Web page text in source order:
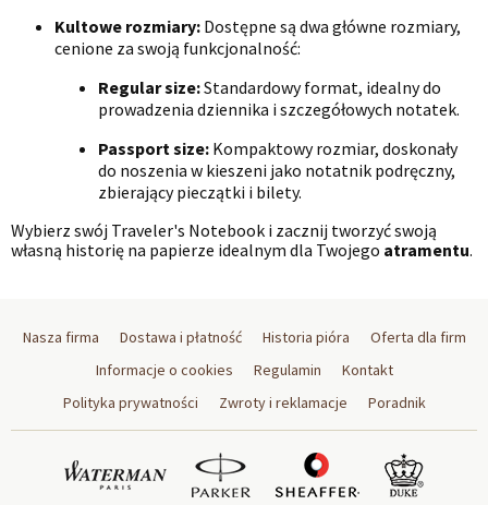
Kultowe rozmiary: Dostępne są dwa główne rozmiary,
cenione za swoją funkcjonalność:
Regular size:Standardowy format, idealny do
prowadzenia dziennika i szczegółowych notatek.
Passport size: Kompaktowy rozmiar, doskonały
do noszenia w kieszeni jako notatnik podręczny,
zbierający pieczątki i bilety.
Wybierz swój Traveler's Notebook i zacznij tworzyć swoją
własną historię na papierze idealnym dla Twojego atramentu.
Nasza firma Dostawa i płatność Historia pióra
Oferta dla firm
Informacje o cookies
Regulamin
Kontakt
Polityka prywatności
Zwroty i reklamacje Poradnik